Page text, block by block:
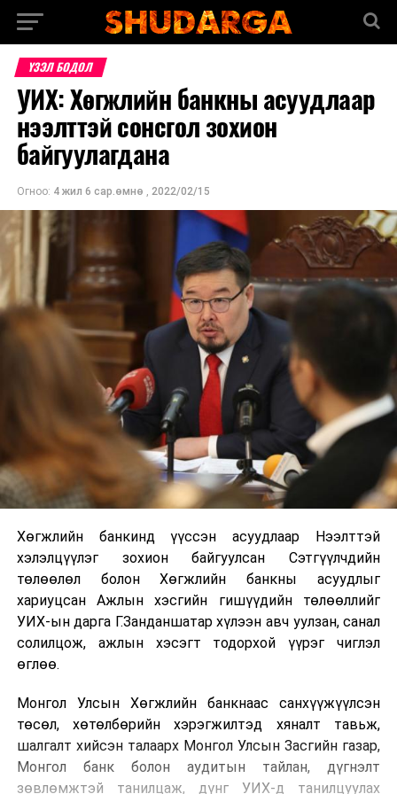
ҮЗЭЛ БОДОЛ
УИХ: Хөгжлийн банкны асуудлаар
нээлттэй сонсгол зохион
байгуулагдана
Огноо: 4 жил 6 сар.өмнө , 2022/02/15
Хөгжлийн банкинд үүссэн асуудлаар Нээлттэй
хэлэлцүүлэг зохион байгуулсан Сэтгүүлчдийн
төлөөлөл болон Хөгжлийн банкны асуудлыг
хариуцсан Ажлын хэсгийн гишүүдийн төлөөллийг
УИХ-ын дарга Г.Занданшатар хүлээн авч уулзан, санал
солилцож, ажлын хэсэгт тодорхой үүрэг чиглэл
өглөө.
Монгол Улсын Хөгжлийн банкнаас санхүүжүүлсэн
төсөл, хөтөлбөрийн хэрэгжилтэд хяналт тавьж,
шалгалт хийсэн талаарх Монгол Улсын Засгийн газар,
Монгол банк болон аудитын тайлан, дүгнэлт
зөвлөмжтэй танилцаж, дүнг УИХ-д танилцуулах